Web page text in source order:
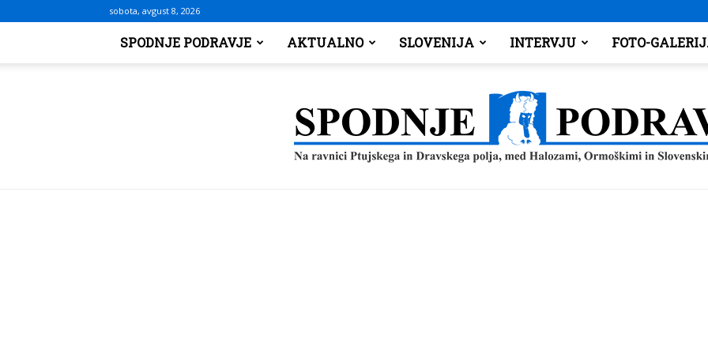
sobota, avgust 8, 2026
SPODNJE PODRAVJE AKTUALNO SLOVENIJA INTERVJU FOTO-